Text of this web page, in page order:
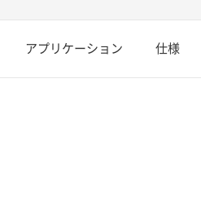
アプリケーション 仕様